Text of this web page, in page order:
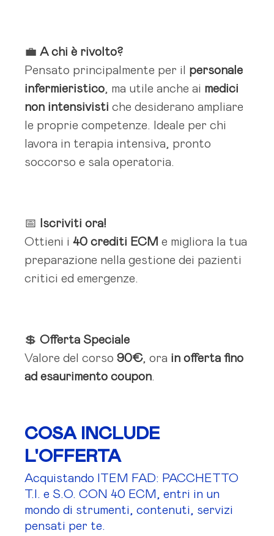
💼 A chi è rivolto?
Pensato principalmente per il personale
infermieristico, ma utile anche ai medici
non intensivisti che desiderano ampliare
le proprie competenze. Ideale per chi
lavora in terapia intensiva, pronto
soccorso e sala operatoria.
📅
Iscriviti ora!
Ottieni i 40 crediti ECM e migliora la tua
preparazione nella gestione dei pazienti
critici ed emergenze.
💲 Offerta Speciale
Valore del corso 90€, ora in offerta fino
ad esaurimento coupon.
COSA INCLUDE
L'OFFERTA
Acquistando ITEM FAD: PACCHETTO
T.I. e S.O. CON 40 ECM, entri in un
mondo di strumenti, contenuti, servizi
pensati per te.